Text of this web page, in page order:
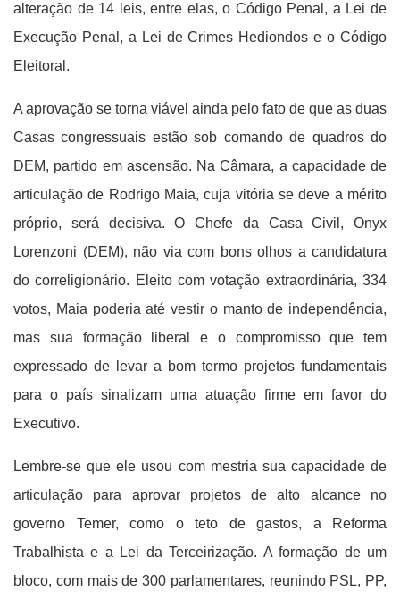
alteração de 14 leis, entre elas, o Código Penal, a Lei de
Execução Penal, a Lei de Crimes Hediondos e o Código
Eleitoral.
A aprovação se torna viável ainda pelo fato de que as duas
Casas congressuais estão sob comando de quadros do
DEM, partido em ascensão. Na Câmara, a capacidade de
articulação de Rodrigo Maia, cuja vitória se deve a mérito
próprio, será decisiva. O Chefe da Casa Civil, Onyx
Lorenzoni (DEM), não via com bons olhos a candidatura
do correligionário. Eleito com votação extraordinária, 334
votos, Maia poderia até vestir o manto de independência,
mas sua formação liberal e o compromisso que tem
expressado de levar a bom termo projetos fundamentais
para o país sinalizam uma atuação firme em favor do
Executivo.
Lembre-se que ele usou com mestria sua capacidade de
articulação para aprovar projetos de alto alcance no
governo Temer, como o teto de gastos, a Reforma
Trabalhista e a Lei da Terceirização. A formação de um
bloco, com mais de 300 parlamentares, reunindo PSL, PP,